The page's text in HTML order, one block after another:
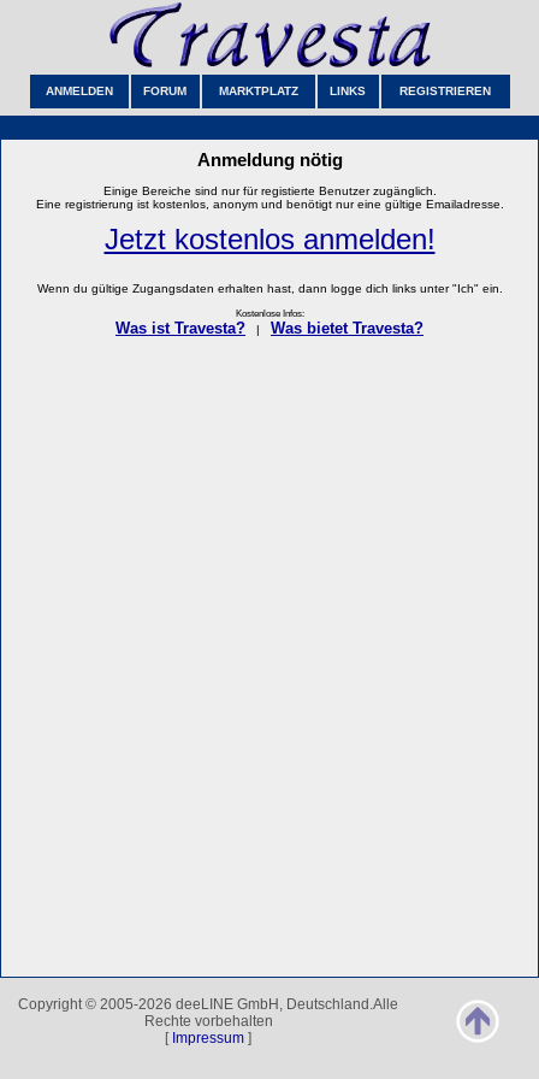
ANMELDEN FORUM MARKTPLATZ LINKS REGISTRIEREN
Anmeldung nötig
Einige Bereiche sind nur für registierte Benutzer zugänglich.
Eine registrierung ist kostenlos, anonym und benötigt nur eine gültige Emailadresse.
Jetzt kostenlos anmelden!
Wenn du gültige Zugangsdaten erhalten hast, dann logge dich links unter "Ich" ein.
Kostenlose Infos:
Was ist Travesta? Was bietet Travesta?
Copyright © 2005-2026 deeLINE GmbH, Deutschland.Alle
Rechte vorbehalten
[ Impressum ]